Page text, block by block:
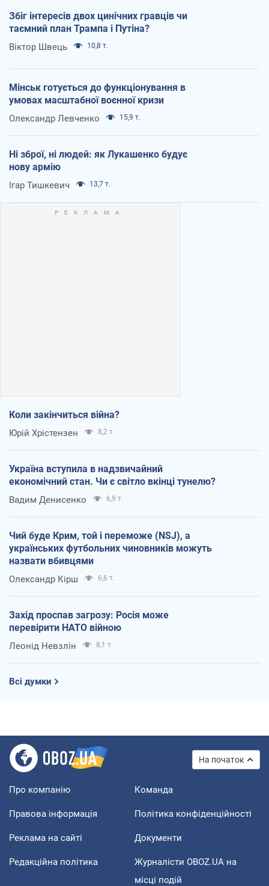
Збіг інтересів двох цинічних гравців чи
таємний план Трампа і Путіна?
Віктор Швець 10,8 т.
Мінськ готується до функціонування в
умовах масштабної воєнної кризи
Олександр Левченко 15,9 т.
Ні зброї, ні людей: як Лукашенко будує
нову армію
Ігар Тишкевич 13,7 т.
Коли закінчиться війна?
Юрій Хрістензен 8,2 т.
Україна вступила в надзвичайний
економічний стан. Чи є світло вкінці тунелю?
Вадим Денисенко 6,9 т.
Чий буде Крим, той і переможе (NSJ), а
українських футбольних чиновників можуть
назвати вбивцями
Олександр Кірш 6,6 т.
Захід проспав загрозу: Росія може
перевірити НАТО війною
Леонід Невзлін 8,1 т.
Всі думки
На початок
Про компанію Команда
Правова інформація Політика конфіденційності
Реклама на сайті Документи
Редакційна політика
Журналісти OBOZ.UA на
місці подій